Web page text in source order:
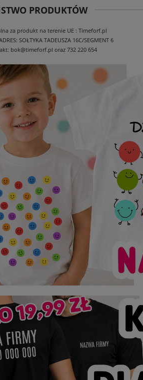
PRODUKTÓW
za produkt na terenie UE : Timeforf.pl
SOŁTYKA TADEUSZA 16C/SEGMENT 6
bok@timeforf.pl oraz 732 220 654